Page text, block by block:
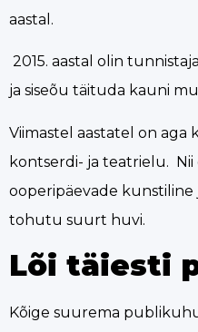
aastal.
2015. aastal olin
ja siseõu täituda kauni
Viimastel aastatel on
kontserdi- ja teatrielu.
ooperipäevade
tohutu suurt huvi.
Lõi täiesti
Kõige suurema